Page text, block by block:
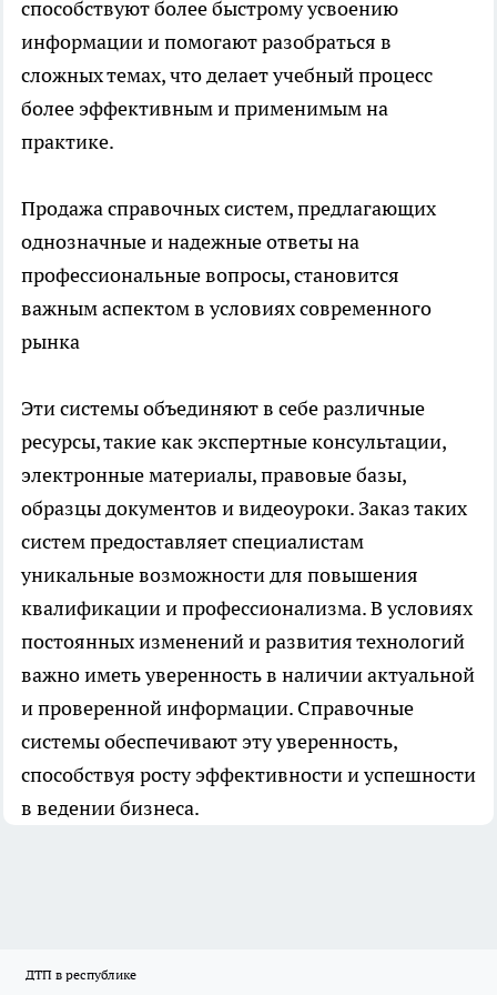
способствуют более быстрому усвоению
информации и помогают разобраться в
сложных темах, что делает учебный процесс
более эффективным и применимым на
практике.
Продажасправочных систем, предлагающих
однозначные и надежные ответы на
профессиональные вопросы, становится
важным аспектом в условиях современного
рынка
Эти системы объединяют в себе различные
ресурсы, такие как экспертные консультации,
электронные материалы, правовые базы,
образцы документов и видеоуроки. Заказ таких
систем предоставляет специалистам
уникальные возможности для повышения
квалификации и профессионализма. В условиях
постоянных изменений и развития технологий
важно иметь уверенность в наличии актуальной
и проверенной информации. Справочные
системы обеспечивают эту уверенность,
способствуя росту эффективности и успешности
в ведении бизнеса.
ДТП в республике